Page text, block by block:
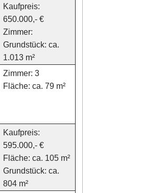
Kaufpreis:
650.000,- €
Zimmer:
Grundstück: ca.
1.013 m²
Zimmer: 3
Fläche: ca. 79 m²
Kaufpreis:
595.000,- €
Fläche: ca. 105 m²
Grundstück: ca.
804 m²